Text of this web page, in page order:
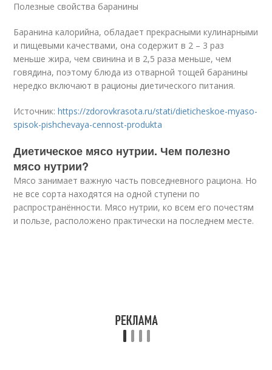
Полезные свойства баранины
Баранина калорийна, обладает прекрасными кулинарными
и пищевыми качествами, она содержит в 2 – 3 раз
меньше жира, чем свинина и в 2,5 раза меньше, чем
говядина, поэтому блюда из отварной тощей баранины
нередко включают в рационы диетического питания.
Источник:https://zdorovkrasota.ru/stati/dieticheskoe-myaso-
spisok-pishchevaya-cennost-produkta
Диетическое мясо нутрии. Чем полезно
мясо нутрии?
Мясо занимает важную часть повседневного рациона. Но
не все сорта находятся на одной ступени по
распространённости. Мясо нутрии, ко всем его почестям
и пользе, расположено практически на последнем месте.